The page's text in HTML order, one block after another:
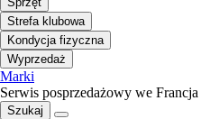
Strefa klubowa
Kondycja fizyczna
Wyprzedaż
Marki
Serwis posprzedażowy we Francja
Szukaj